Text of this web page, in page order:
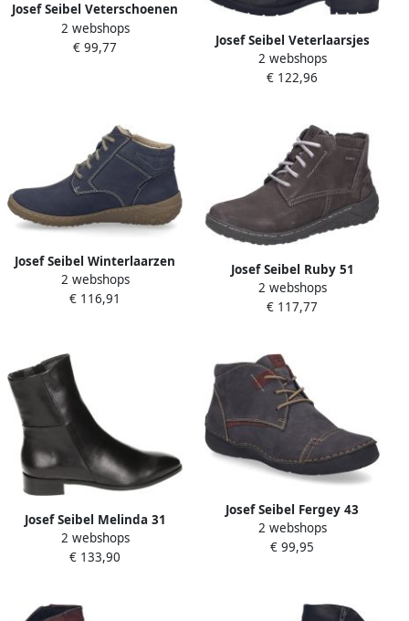
Josef Seibel Veterschoenen
Fergey 43 Boots
comfortschoen met
2 webshops
€ 99,77
Josef Seibel Veterlaarsjes
Kate 17 Enkellaars boots
korte laarzen met modieuze
2 webshops
€ 122,96
Josef Seibel Winterlaarzen
Ruby 54 Vrijetijdsschoen
comfortschoen met TEX-
2 webshops
€ 116,91
Josef Seibel Ruby 51
Halbschuh für Damen Grau
2 webshops
€ 117,77
Josef Seibel Melinda 31
Stiefel für Damen Schwarz
2 webshops
€ 133,90
Josef Seibel Fergey 43
Halbschuh für Damen Grau
2 webshops
€ 99,95